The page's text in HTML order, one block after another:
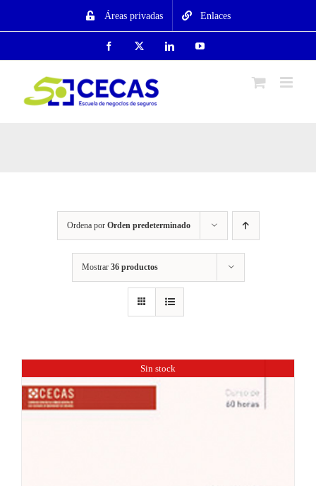
Áreas privadas Enlaces
Facebook LinkedInYouTube
Ordena por Orden predeterminado
Mostrar 36 productos
Sin stock